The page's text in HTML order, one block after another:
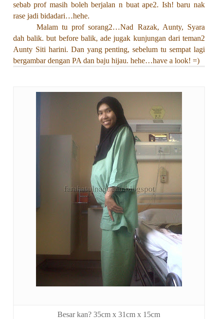
sebab prof masih boleh berjalan n buat ape2. Ish! baru nak
rase jadi bidadari…hehe.
Malam tu prof sorang2…Nad Razak, Aunty, Syara
dah balik. but before balik, ade jugak kunjungan dari teman2
Aunty Siti harini. Dan yang penting, sebelum tu sempat lagi
bergambar dengan PA dan baju hijau. hehe…have a look! =)
Besar kan? 35cm x 31cm x 15cm